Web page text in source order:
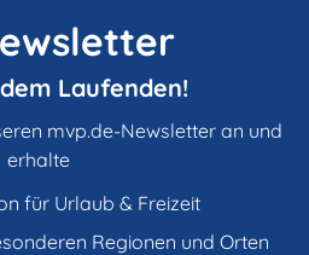
Laufenden!
mvp.de-Newsletter an und
erhalte
für Urlaub & Freizeit
Regionen und Orten